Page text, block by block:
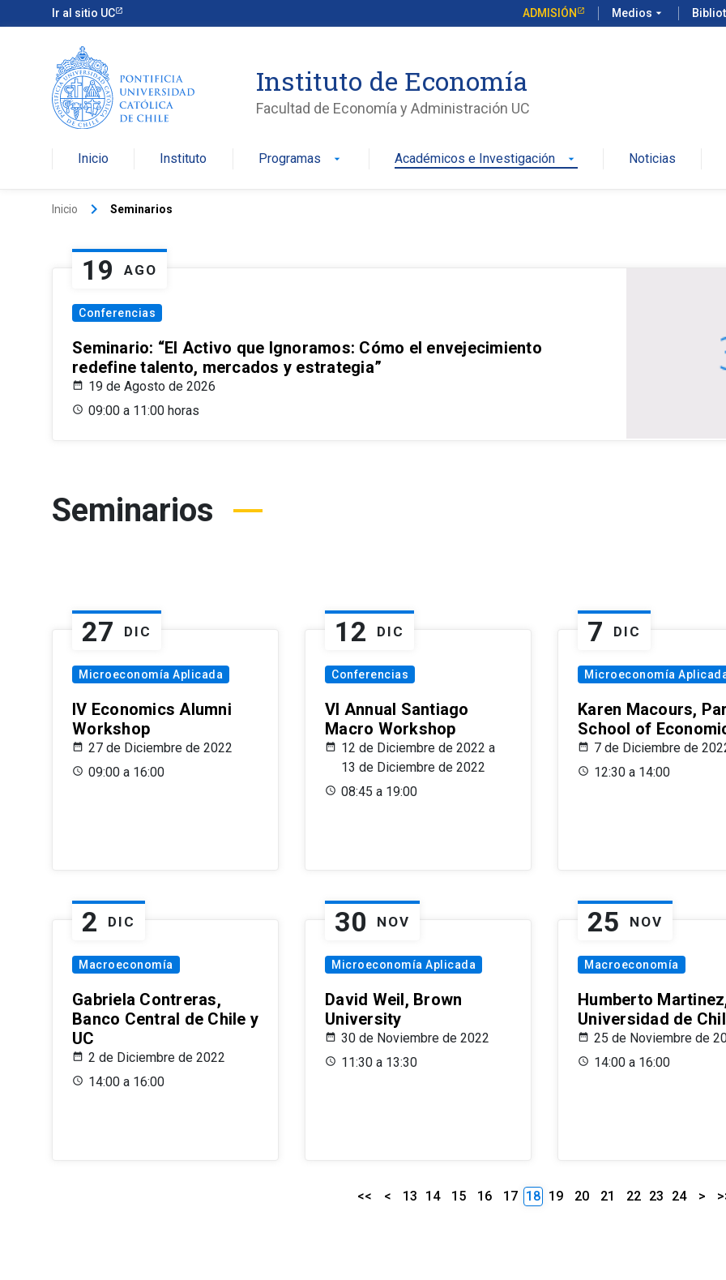
Ir al sitio UC ADMISIÓN Medios arrow_drop_down
Instituto de Economía
Facultad de Economía y Administración UC
Inicio Instituto Programas arrow_drop_down Académicos e Investigación arrow_drop_down Noticias
Inicio keyboard_arrow_right Seminarios
19 AGO
Conferencias
Seminario: “El Activo que Ignoramos: Cómo el envejecimiento
redefine talento, mercados y estrategia”
19 de Agosto de 2026
09:00 a 11:00 horas
Seminarios
27 DIC
Microeconomía Aplicada
IV Economics Alumni
Workshop
27 de Diciembre de 2022
09:00 a 16:00
12 DIC
Conferencias
VI Annual Santiago
Macro Workshop
12 de Diciembre de 2022 a
13 de Diciembre de 2022
08:45 a 19:00
7 DIC
Microeconomía
Karen Macours,
School of
7 de Diciembre de
12:30 a 14:00
2 DIC
Macroeconomía
Gabriela Contreras,
Banco Central de Chile y
UC
2 de Diciembre de 2022
14:00 a 16:00
30 NOV
Microeconomía Aplicada
David Weil, Brown
University
30 de Noviembre de 2022
11:30 a 13:30
25 NOV
Macroeconomía
Humberto
Universidad de
25 de Noviembre de
14:00 a 16:00
<< < 13 14 15 16 17 18 19 20 21 22 23 24 >